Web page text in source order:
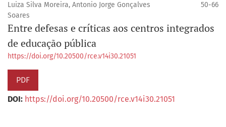
Luiza Silva Moreira, Antonio Jorge Gonçalves
Soares
50-66
Entre defesas e críticas aos centros integrados
de educação pública
https://doi.org/10.20500/rce.v14i30.21051
PDF
DOI: https://doi.org/10.20500/rce.v14i30.21051